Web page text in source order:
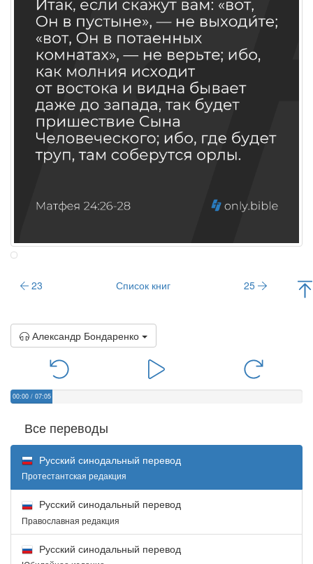
23 Список книг 25
Александр Бондаренко
00:00 / 07:05
Все переводы
Русский синодальный перевод
Протестантская редакция
Русский синодальный перевод
Православная редакция
Русский синодальный перевод